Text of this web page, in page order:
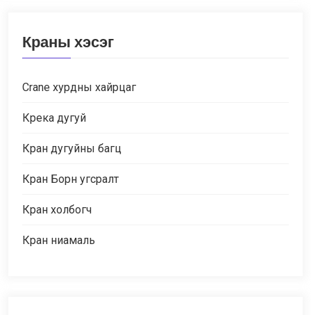
Краны хэсэг
Crane хурдны хайрцаг
Крека дугуй
Кран дугуйны багц
Кран Борн угсралт
Кран холбогч
Кран ниамаль